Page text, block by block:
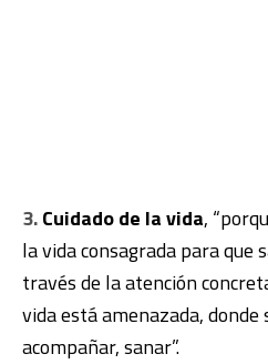
3.Cuidado de la vida,
la vida consagrada para que
través de la atención
vida está amenazada,
acompañar, sanar”.